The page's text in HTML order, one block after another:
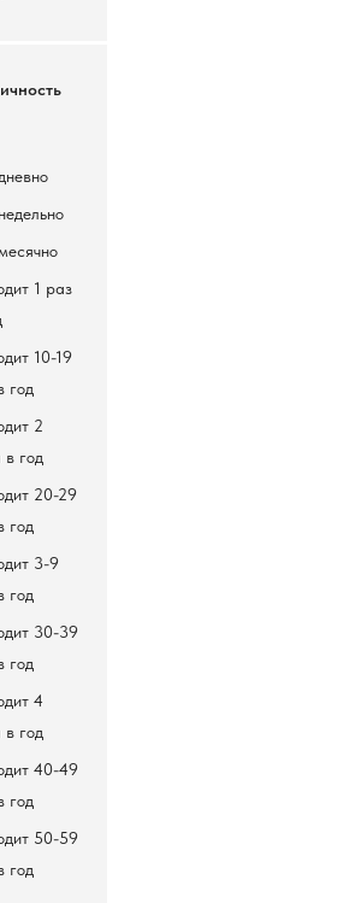
1 раз
10-19
год
2
в год
20-29
год
3-9
год
30-39
год
4
в год
40-49
год
50-59
год